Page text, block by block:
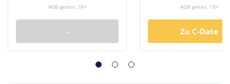
AGB gelten, 18+
-
AGB gelten, 18+
Zu C-Date